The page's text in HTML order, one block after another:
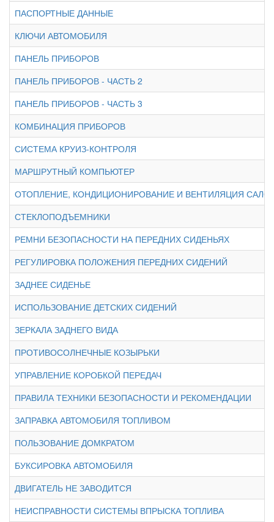
ПАСПОРТНЫЕ ДАННЫЕ
КЛЮЧИ АВТОМОБИЛЯ
ПАНЕЛЬ ПРИБОРОВ
ПАНЕЛЬ ПРИБОРОВ - ЧАСТЬ 2
ПАНЕЛЬ ПРИБОРОВ - ЧАСТЬ 3
КОМБИНАЦИЯ ПРИБОРОВ
СИСТЕМА КРУИЗ-КОНТРОЛЯ
МАРШРУТНЫЙ КОМПЬЮТЕР
ОТОПЛЕНИЕ, КОНДИЦИОНИРОВАНИЕ И ВЕНТИЛЯЦИЯ
СТЕКЛОПОДЪЕМНИКИ
РЕМНИ БЕЗОПАСНОСТИ НА ПЕРЕДНИХ СИДЕНЬЯХ
РЕГУЛИРОВКА ПОЛОЖЕНИЯ ПЕРЕДНИХ СИДЕНИЙ
ЗАДНЕЕ СИДЕНЬЕ
ИСПОЛЬЗОВАНИЕ ДЕТСКИХ СИДЕНИЙ
ЗЕРКАЛА ЗАДНЕГО ВИДА
ПРОТИВОСОЛНЕЧНЫЕ КОЗЫРЬКИ
УПРАВЛЕНИЕ КОРОБКОЙ ПЕРЕДАЧ
ПРАВИЛА ТЕХНИКИ БЕЗОПАСНОСТИ И РЕКОМЕНДАЦИИ
ЗАПРАВКА АВТОМОБИЛЯ ТОПЛИВОМ
ПОЛЬЗОВАНИЕ ДОМКРАТОМ
БУКСИРОВКА АВТОМОБИЛЯ
ДВИГАТЕЛЬ НЕ ЗАВОДИТСЯ
НЕИСПРАВНОСТИ СИСТЕМЫ ВПРЫСКА ТОПЛИВА